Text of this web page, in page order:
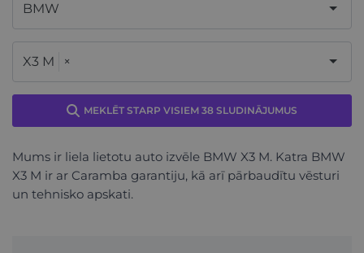
BMW
X3 M ×
MEKLĒT STARP VISIEM 38 SLUDINĀJUMUS
Mums ir liela lietotu auto izvēle BMW X3 M. Katra BMW
X3 M ir ar Caramba garantiju, kā arī pārbaudītu vēsturi
un tehnisko apskati.